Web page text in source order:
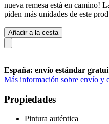
nueva remesa está en camino!
piden más unidades de este
Añadir a la cesta
España: envío estándar
Más información sobre envío y
Propiedades
Pintura auténtica